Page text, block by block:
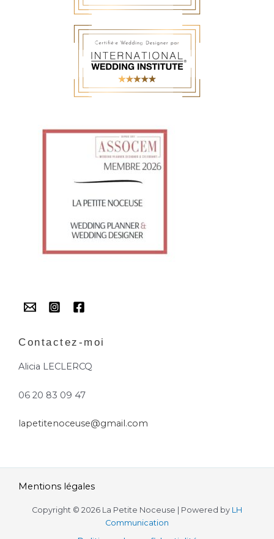
Contactez-moi
Alicia LECLERCQ
06 20 83 09 47
lapetitenoceuse@gmail.com
Mentions légales
Copyright © 2026 La Petite Noceuse | Powered by LH
Communication